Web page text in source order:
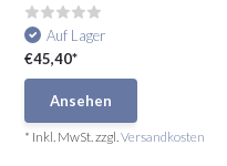
Auf Lager
€45,40*
Ansehen
* Inkl. MwSt. zzgl.Versandkosten